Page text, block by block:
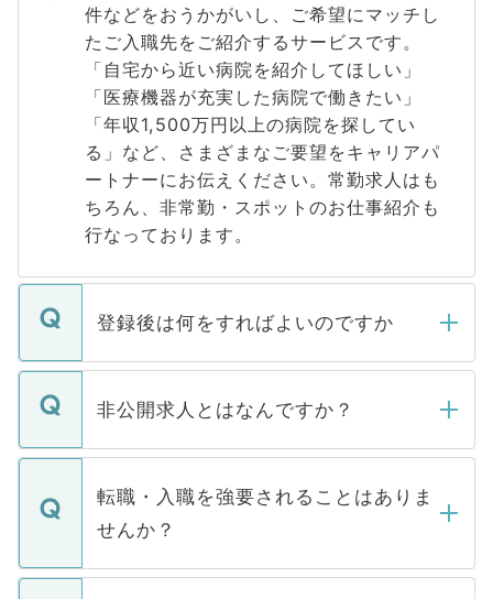
件などをおうかがいし、ご希望にマッチし
たご入職先をご紹介するサービスです。
「自宅から近い病院を紹介してほしい」
「医療機器が充実した病院で働きたい」
「年収1,500万円以上の病院を探してい
る」など、さまざまなご要望をキャリアパ
ートナーにお伝えください。常勤求人はも
ちろん、非常勤・スポットのお仕事紹介も
行なっております。
登録後は何をすればよいのですか
ご登録いただきましたら、弊社担当者がご
登録内容を確認し、その後メールもしくは
ます。通常、5営業日以内にはご連絡をせて
いただきますので、しばらくお待ちくださ
非公開求人とはなんですか？
マイナビDOCTORで取り扱っている求人の
うち約3割は、Webサイトからご覧いただ
けない「非公開求人」です。非公開求人は
下記の理由によって、一般には公開してい
ません。
転職・入職を強要されることはありま
せんか？
転職・入職を強要することは一切ありませ